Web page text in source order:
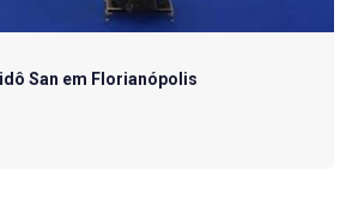
San em Florianópolis